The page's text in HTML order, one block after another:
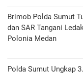
Brimob Polda Sumut
dan SAR Tangani
Polonia Medan
Polda Sumut Ungkap